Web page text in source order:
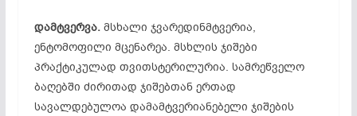
დამტვერვა.მსხალი ჯვარედინმტვერია,
ენტომოფილი მცენარეა. მსხლის ჯიშები
პრაქტიკულად თვითსტერილურია. სამრეწველო
ბაღებში ძირითად ჯიშებთან ერთად
სავალდებულოა დამამტვერიანებელი ჯიშების